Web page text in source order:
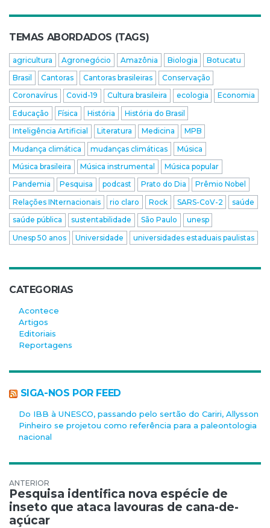
TEMAS ABORDADOS (TAGS)
agricultura Agronegócio Amazônia Biologia
Botucatu
Brasil
Cantoras Cantoras brasileiras
Conservação
Coronavírus
Covid-19 Cultura brasileira ecologia
Economia
Educação
Física História
História do Brasil
Inteligência Artificial
Literatura Medicina
MPB
Mudança climática
mudanças climáticas
Música
Música brasileira
Música instrumental
Música popular
Pandemia
Pesquisa podcast Prato do Dia
Prêmio Nobel
Relações INternacionais
rio claro Rock SARS-CoV-2
saúde
saúde pública
sustentabilidade São Paulo
unesp
Unesp 50 anos
Universidade universidades estaduais paulistas
CATEGORIAS
Acontece
Artigos
Editoriais
Reportagens
SIGA-NOS POR FEED
Do IBB à UNESCO, passando pelo sertão do Cariri, Allysson
Pinheiro se projetou como referência para a paleontologia
nacional
Navegação de Post
Pesquisa identifica nova espécie de
inseto que ataca lavouras de cana-de-
açúcar